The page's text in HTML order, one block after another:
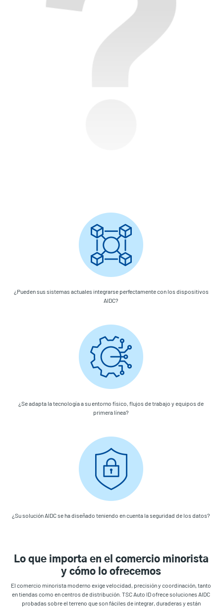
¿Pueden sus sistemas actuales integrarse perfectamente con los dispositivos
AIDC?
¿Se adapta la tecnología a su entorno físico, flujos de trabajo y equipos de
primera línea?
¿Su solución AIDC se ha diseñado teniendo en cuenta la seguridad de los datos?
Lo que importa en el comercio minorista
y cómo lo ofrecemos
El comercio minorista moderno exige velocidad, precisión y coordinación, tanto
en tiendas como en centros de distribución. TSC Auto ID ofrece soluciones AIDC
probadas sobre el terreno que son fáciles de integrar, duraderas y están